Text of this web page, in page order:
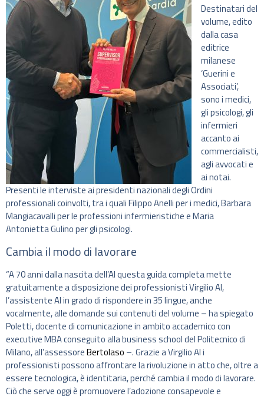
Destinatari del
volume, edito
dalla casa
editrice
milanese
‘Guerini e
Associati’,
sono i medici,
gli psicologi, gli
infermieri
accanto ai
commercialisti,
agli avvocati e
ai notai.
Presenti le interviste ai presidenti nazionali degli Ordini
professionali coinvolti, tra i quali Filippo Anelli per i medici, Barbara
Mangiacavalli per le professioni infermieristiche e Maria
Antonietta Gulino per gli psicologi.
Cambia il modo di lavorare
“A 70 anni dalla nascita dell’AI questa guida completa mette
gratuitamente a disposizione dei professionisti Virgilio AI,
l’assistente AI in grado di rispondere in 35 lingue, anche
vocalmente, alle domande sui contenuti del volume – ha spiegato
Poletti, docente di comunicazione in ambito accademico con
executive MBA conseguito alla business school del Politecnico di
Milano, all’assessoreBertolaso –. Grazie a Virgilio AI i
professionisti possono affrontare la rivoluzione in atto che, oltre a
essere tecnologica, è identitaria, perché cambia il modo di lavorare.
Ciò che serve oggi è promuovere l’adozione consapevole e